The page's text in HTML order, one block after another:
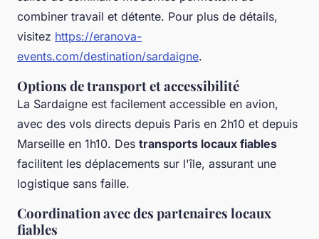
combiner travail et détente. Pour plus de détails,
visitez https://eranova-
events.com/destination/sardaigne.
Options de transport et accessibilité
La Sardaigne est facilement accessible en avion,
avec des vols directs depuis Paris en 2h10 et depuis
Marseille en 1h10. Des transports locaux fiables
facilitent les déplacements sur l'île, assurant une
logistique sans faille.
Coordination avec des partenaires locaux
fiables